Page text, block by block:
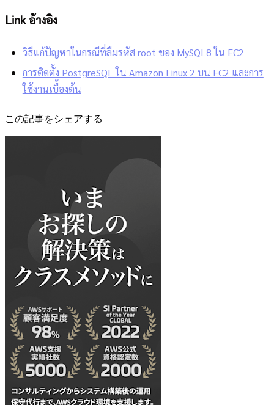
Link อ้างอิง
วิธีแก้ปัญหาในกรณีที่ลืมรหัส root ของ MySQL8 ใน EC2
การติดตั้ง PostgreSQL ใน Amazon Linux 2 บน EC2 และการ
ใช้งานเบื้องต้น
この記事をシェアする